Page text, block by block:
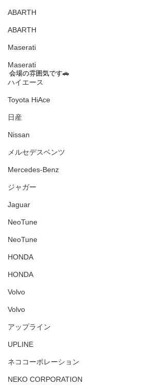
ABARTH
ABARTH
Maserati
Maserati
ハイエース
Toyota HiAce
日産
Nissan
メルセデスベンツ
Mercedes-Benz
ジャガー
Jaguar
NeoTune
NeoTune
HONDA
HONDA
Volvo
Volvo
アップライン
UPLINE
ネココーポレーション
NEKO CORPORATION
会場の雰囲気です🚗